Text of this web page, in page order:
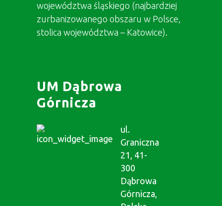
województwa śląskiego (najbardziej
zurbanizowanego obszaru w Polsce,
stolica województwa – Katowice).
UM Dąbrowa
Górnicza
ul.
Graniczna
21, 41-
300
Dąbrowa
Górnicza,